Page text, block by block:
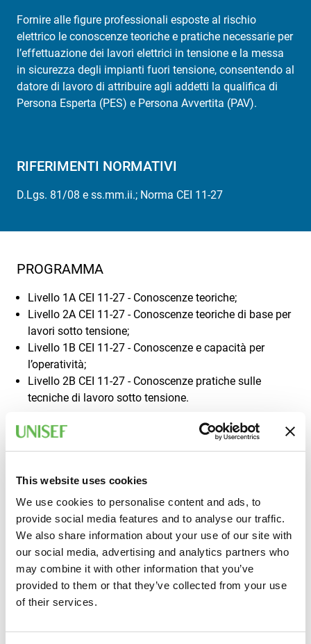
This website uses cookies
We use cookies to personalise content and ads, to
provide social media features and to analyse our traffic.
We also share information about your use of our site with
our social media, advertising and analytics partners who
may combine it with other information that you’ve
provided to them or that they’ve collected from your use
of their services.
Fornire alle figure professionali esposte al rischio
elettrico le conoscenze teoriche e pratiche necessarie per
l’effettuazione dei lavori elettrici in tensione e la messa
in sicurezza degli impianti fuori tensione, consentendo al
datore di lavoro di attribuire agli addetti la qualifica di
Persona Esperta (PES) e Persona Avvertita (PAV).
RIFERIMENTI NORMATIVI
D.Lgs. 81/08 e ss.mm.ii.; Norma CEI 11-27
PROGRAMMA
Livello 1A CEI 11-27 - Conoscenze teoriche;
Livello 2A CEI 11-27 - Conoscenze teoriche di base per
lavori sotto tensione;
Livello 1B CEI 11-27 - Conoscenze e capacità per
l’operatività;
Livello 2B CEI 11-27 - Conoscenze pratiche sulle
tecniche di lavoro sotto tensione.
A CHI È RIVOLTO
impianti elettrici e specifica esperienza nella conduzione
dei lavori. Per la partecipazione al corso è prevista una
buona conoscenza della lingua italiana.
INFORMAZIONI